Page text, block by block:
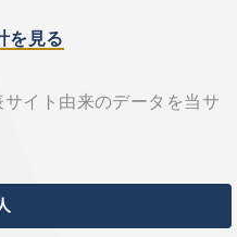
を見る
イト由来のデータを当サ